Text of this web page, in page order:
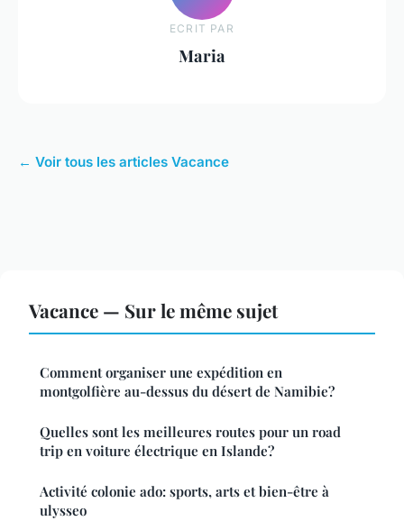
ECRIT PAR
Maria
← Voir tous les articles Vacance
Vacance — Sur le même sujet
Comment organiser une expédition en
montgolfière au-dessus du désert de Namibie?
Quelles sont les meilleures routes pour un road
trip en voiture électrique en Islande?
Activité colonie ado: sports, arts et bien-être à
ulysseo